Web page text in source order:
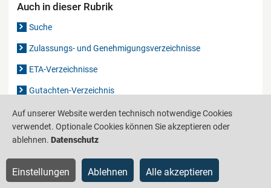
Auch in dieser Rubrik
Suche
Zulassungs- und Genehmigungsverzeichnisse
ETA-Verzeichnisse
Gutachten-Verzeichnis
Produktinformationsstelle für das Bauwesen IS-ARGEBAU
Auf unserer Website werden technisch notwendige Cookies
verwendet. Optionale Cookies können Sie akzeptieren oder
ablehnen. Datenschutz
Einstellungen Ablehnen Alle akzeptieren